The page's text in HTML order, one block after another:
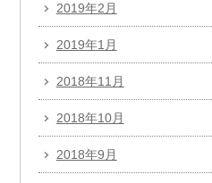
2019年2月
2019年1月
2018年11月
2018年10月
2018年9月